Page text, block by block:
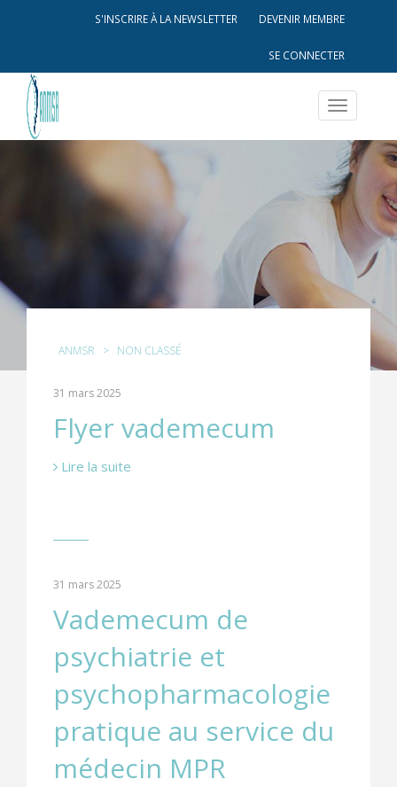
S'INSCRIRE À LA NEWSLETTER DEVENIR MEMBRE
SE CONNECTER
Toggle
ANMSR > NON CLASSÉ
31 mars 2025
Flyer vademecum
Lire la suite
31 mars 2025
Vademecum de
psychiatrie et
psychopharmacologie
pratique au service du
médecin MPR